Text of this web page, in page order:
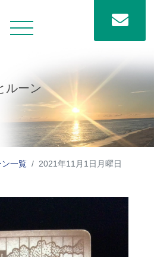
ルーン
一覧 2021年11月1日月曜日